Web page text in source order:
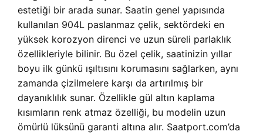
estetiği bir arada sunar. Saatin genel yapısında
kullanılan 904L paslanmaz çelik, sektördeki en
yüksek korozyon direnci ve uzun süreli parlaklık
özellikleriyle bilinir. Bu özel çelik, saatinizin yıllar
boyu ilk günkü ışıltısını korumasını sağlarken, aynı
zamanda çizilmelere karşı da artırılmış bir
dayanıklılık sunar. Özellikle gül altın kaplama
kısımların renk atmaz özelliği, bu modelin uzun
ömürlü lüksünü garanti altına alır. Saatport.com’da